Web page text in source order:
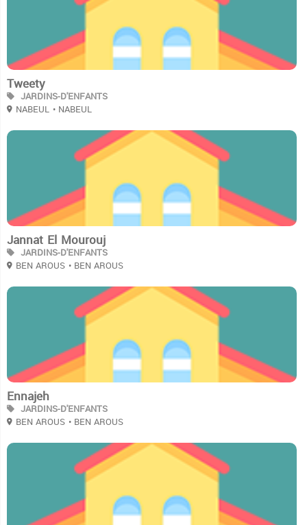
Tweety
JARDINS-D'ENFANTS
NABEUL • NABEUL
Jannat El Mourouj
JARDINS-D'ENFANTS
BEN AROUS • BEN AROUS
Ennajeh
JARDINS-D'ENFANTS
BEN AROUS • BEN AROUS